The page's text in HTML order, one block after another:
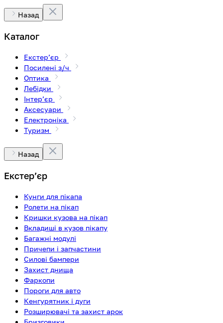
Назад
Каталог
Екстерʼєр
Посилені з/ч
Оптика
Лебідки
Інтерʼєр
Аксесуари
Електроніка
Туризм
Назад
Екстерʼєр
Кунги для пікапа
Ролети на пікап
Кришки кузова на пікап
Вкладиші в кузов пікапу
Багажні модулі
Причепи і запчастини
Силові бампери
Захист днища
Фаркопи
Пороги для авто
Кенгурятник і дуги
Розширювачі та захист арок